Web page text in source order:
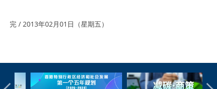
完 / 2013年02月01日（星期五）